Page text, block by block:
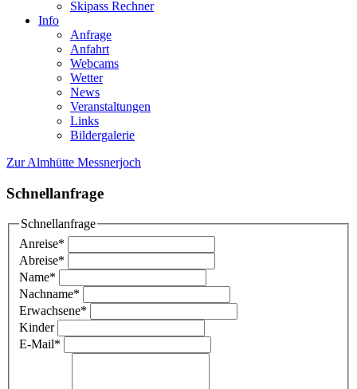
Skipass Rechner
Info
Anfrage
Anfahrt
Webcams
Wetter
News
Veranstaltungen
Links
Bildergalerie
Zur Almhütte Messnerjoch
Schnellanfrage
Schnellanfrage
Anreise*
Abreise*
Name*
Nachname*
Erwachsene*
Kinder
E-Mail*